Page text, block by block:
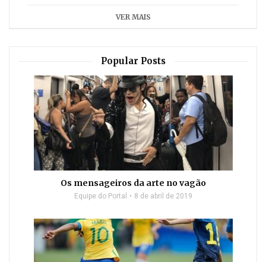
VER MAIS
Popular Posts
Os mensageiros da arte no vagão
Equipe do Portal 8 de abril de 2019